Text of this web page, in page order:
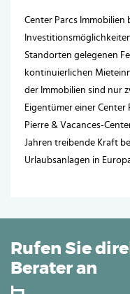
Center Parcs
Standorten gelegenen
kontinuierlichen
der Immobilien sind nur
Eigentümer einer
Pierre & Vacances-
Jahren treibende Kraft
Urlaubsanlagen in
Rufen Sie
Berater an